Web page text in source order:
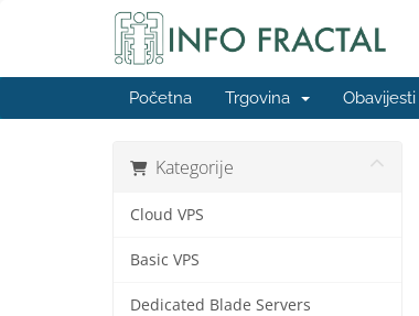
Početna Trgovina Obavijesti
Kategorije
Cloud VPS
Basic VPS
Dedicated Blade Servers